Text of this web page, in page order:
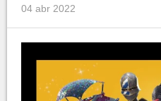
04 abr 2022